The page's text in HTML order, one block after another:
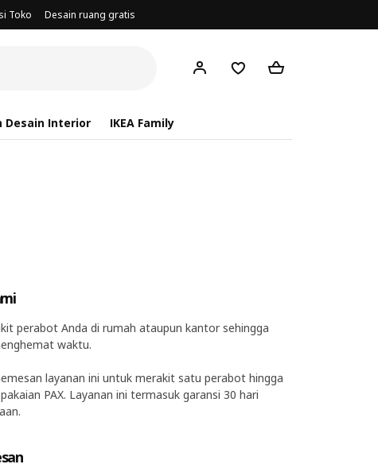
Toko Desain ruang gratis
Desain Interior IKEA Family
perabot Anda di rumah ataupun kantor sehingga
waktu.
layanan ini untuk merakit satu perabot hingga
PAX. Layanan ini termasuk garansi 30 hari